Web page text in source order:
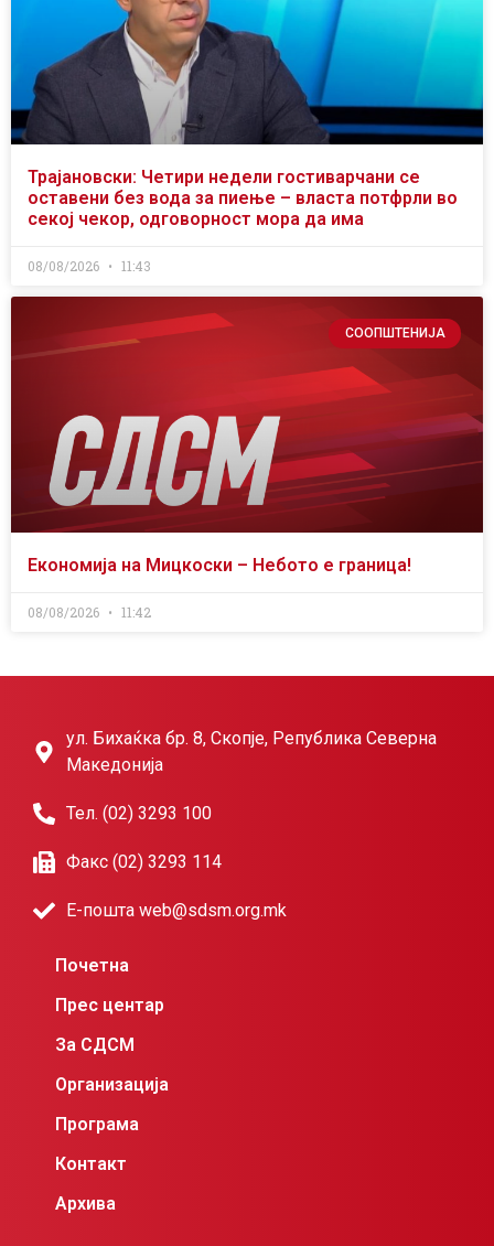
Трајановски: Четири недели гостиварчани се
оставени без вода за пиење – власта потфрли во
секој чекор, одговорност мора да има
08/08/2026 11:43
СООПШТЕНИЈА
Економија на Мицкоски – Небото е граница!
08/08/2026 11:42
ул. Бихаќка бр. 8, Скопје, Република Северна
Македонија
Тел. (02) 3293 100
Факс (02) 3293 114
Е-пошта web@sdsm.org.mk
Почетна
Прес центар
За СДСМ
Организација
Програма
Контакт
Архива